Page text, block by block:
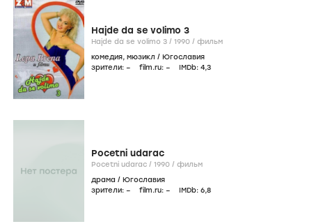
Hajde da se volimo 3
Hajde da se volimo 3 / 1990 / фильм
комедия, мюзикл / Югославия
зрители: – film.ru: – IMDb: 4,3
Pocetni udarac
Pocetni udarac / 1990 / фильм
драма / Югославия
зрители: – film.ru: – IMDb: 6,8